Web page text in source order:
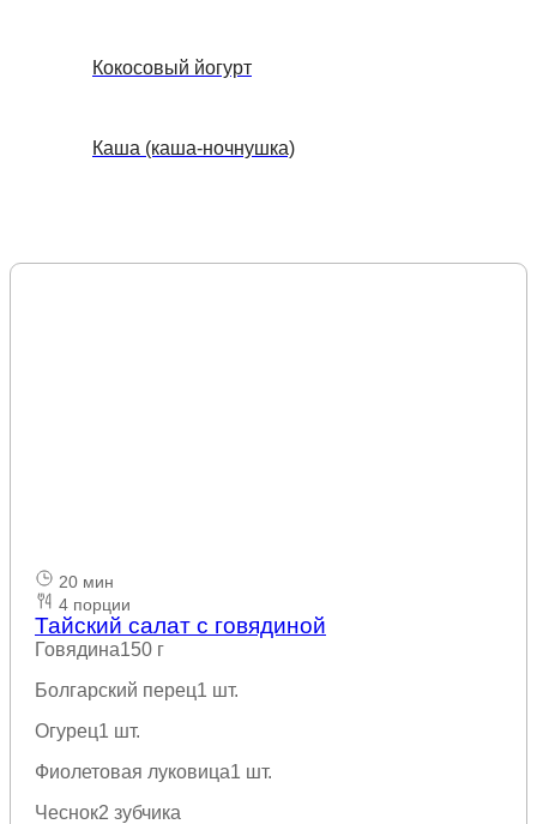
20 мин
4 порции
Тайский салат с говядиной
Говядина150 г
Болгарский перец1 шт.
Огурец1 шт.
Фиолетовая луковица1 шт.
Чеснок2 зубчика
Кокосовый йогурт
Каша (каша-ночнушка)